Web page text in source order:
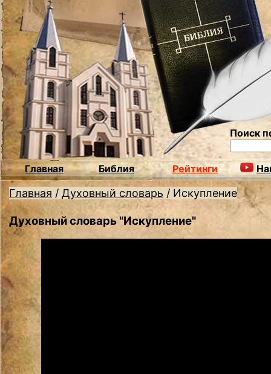
Поиск
Главная Библия Рейтинги
Главная / Духовный словарь / Искупление
Духовный словарь "Искупление"